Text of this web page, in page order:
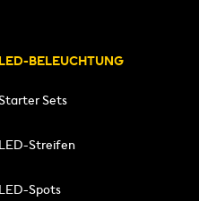
LED-BELEUCHTUNG
Sets
LED-Streifen
LED-Spots